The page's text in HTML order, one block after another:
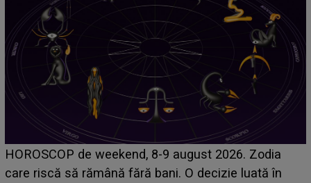
Emanuel a ținut ACEST DETALIU ASCUNS până
acum! În fața Alexandrei, concurentul din Casa Iubirii